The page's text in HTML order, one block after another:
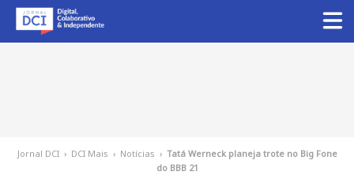
Jornal DCI › DCI Mais › Notícias › Tatá Werneck planeja trote no Big Fone
do BBB 21